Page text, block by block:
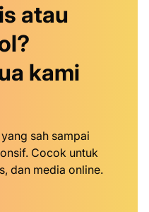
atau
kami
sah sampai
Cocok untuk
dan media online.